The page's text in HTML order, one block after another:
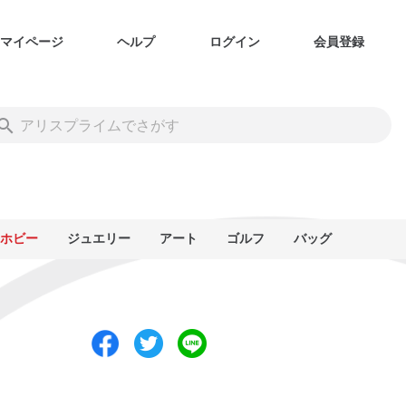
マイページ ヘルプ ログイン 会員登録
ホビー ジュエリー アート ゴルフ バッグ